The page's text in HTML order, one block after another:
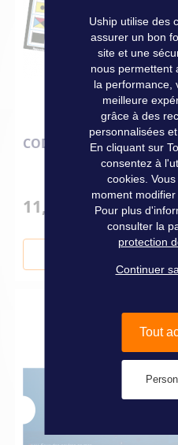
CODE REGATE MINI
11,90 €
Uship utilise des
assurer un bon
site et une
nous permettent
la performance,
meilleure
grâce à des
personnalisées
En cliquant sur
consentez à
cookies.
moment
Pour plus
consulter la
protection
Continuer
Tout